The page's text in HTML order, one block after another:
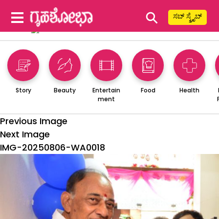
⚲ ಸಬ್ ಸ್ಕ್ರೈಬ್
Story Beauty
Entertain
ment
Food Health
Previous Image
Next Image
IMG-20250806-WA0018